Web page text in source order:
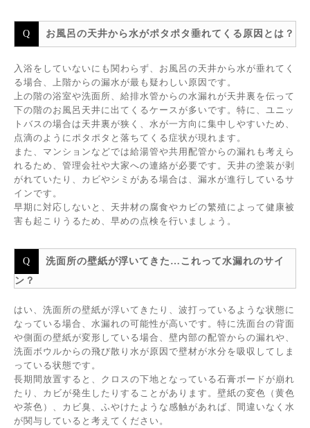
お風呂の天井から水がポタポタ垂れてくる原因とは？
入浴をしていないにも関わらず、お風呂の天井から水が垂れてく
る場合、上階からの漏水が最も疑わしい原因です。
上の階の浴室や洗面所、給排水管からの水漏れが天井裏を伝って
下の階のお風呂天井に出てくるケースが多いです。特に、ユニッ
トバスの場合は天井裏が狭く、水が一方向に集中しやすいため、
点滴のようにポタポタと落ちてくる症状が現れます。
また、マンションなどでは給湯管や共用配管からの漏れも考えら
れるため、管理会社や大家への連絡が必要です。天井の塗装が剥
がれていたり、カビやシミがある場合は、漏水が進行しているサ
インです。
早期に対応しないと、天井材の腐食やカビの繁殖によって健康被
害も起こりうるため、早めの点検を行いましょう。
洗面所の壁紙が浮いてきた…これって水漏れのサイ
ン？
はい、洗面所の壁紙が浮いてきたり、波打っているような状態に
なっている場合、水漏れの可能性が高いです。特に洗面台の背面
や側面の壁紙が変形している場合、壁内部の配管からの漏れや、
洗面ボウルからの飛び散り水が原因で壁材が水分を吸収してしま
っている状態です。
長期間放置すると、クロスの下地となっている石膏ボードが崩れ
たり、カビが発生したりすることがあります。壁紙の変色（黄色
や茶色）、カビ臭、ふやけたような感触があれば、間違いなく水
が関与していると考えてください。